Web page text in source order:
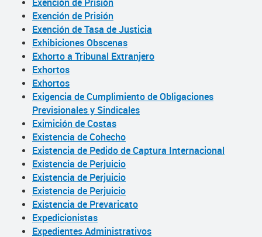
Exención de Prisión
Exención de Tasa de Justicia
Exhibiciones Obscenas
Exhorto a Tribunal Extranjero
Exhortos
Exhortos
Exigencia de Cumplimiento de Obligaciones
Previsionales y Sindicales
Eximición de Costas
Existencia de Cohecho
Existencia de Pedido de Captura Internacional
Existencia de Perjuicio
Existencia de Perjuicio
Existencia de Perjuicio
Existencia de Prevaricato
Expedicionistas
Expedientes Administrativos